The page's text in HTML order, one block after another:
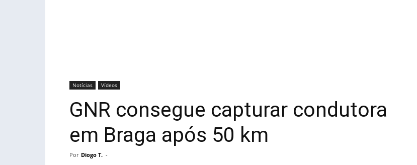
Notícias Vídeos
GNR consegue capturar condutora
em Braga após 50 km
Por Diogo T. -